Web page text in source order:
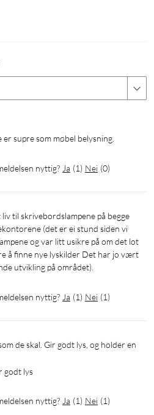
nyttig? Ja (1) Nei (0)
(det er ei stund siden vi
og var litt usikre på om det lot
å finne nye lyskilder Det har jo vært
utvikling på området).
nyttig? Ja (1) Nei (1)
godt lys
nyttig? Ja (1) Nei (1)